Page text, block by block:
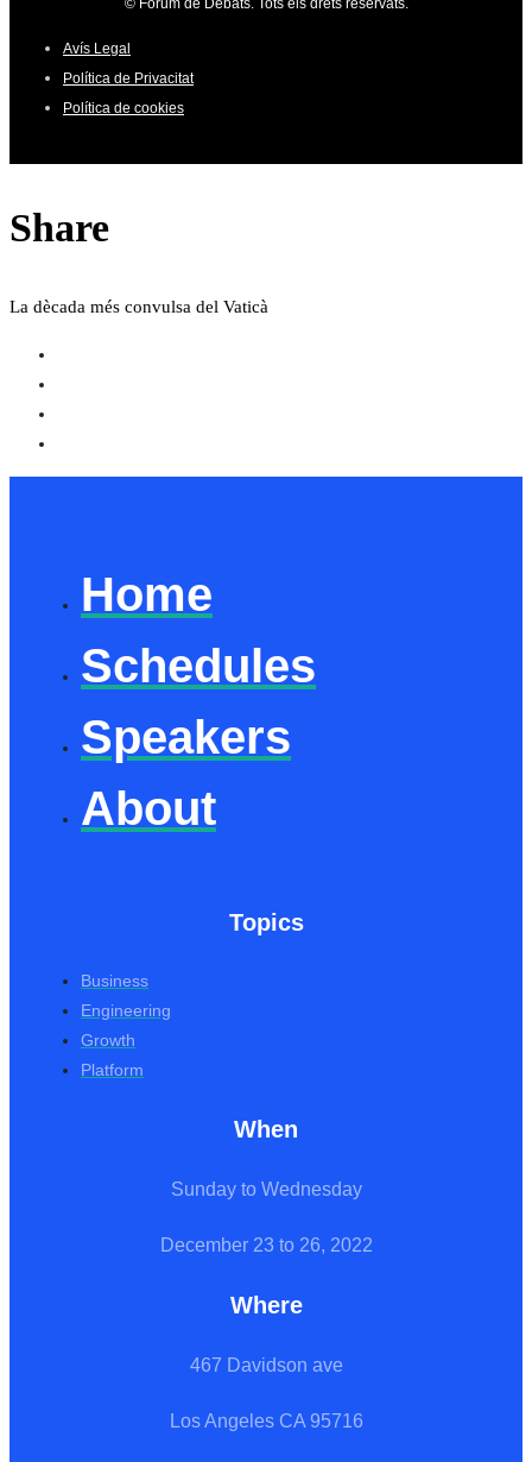
© Fòrum de Debats. Tots els drets reservats.
Avís Legal
Política de Privacitat
Política de cookies
Share
La dècada més convulsa del Vaticà
Home
Schedules
Speakers
About
Topics
Business
Engineering
Growth
Platform
When
Sunday to Wednesday
December 23 to 26, 2022
Where
467 Davidson ave
Los Angeles CA 95716